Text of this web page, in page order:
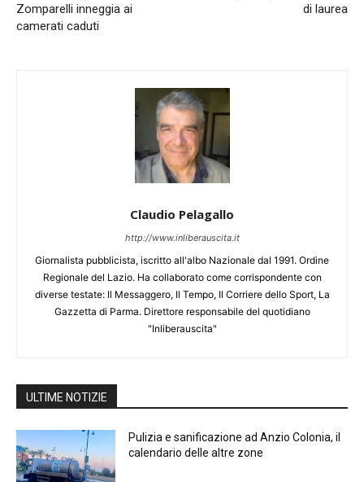
Zomparelli inneggia ai
camerati caduti
di laurea
Claudio Pelagallo
http://www.inliberauscita.it
Giornalista pubblicista, iscritto all'albo Nazionale dal 1991. Ordine
Regionale del Lazio. Ha collaborato come corrispondente con
diverse testate: Il Messaggero, Il Tempo, Il Corriere dello Sport, La
Gazzetta di Parma. Direttore responsabile del quotidiano
"Inliberauscita"
ULTIME NOTIZIE
Pulizia e sanificazione ad Anzio Colonia, il
calendario delle altre zone